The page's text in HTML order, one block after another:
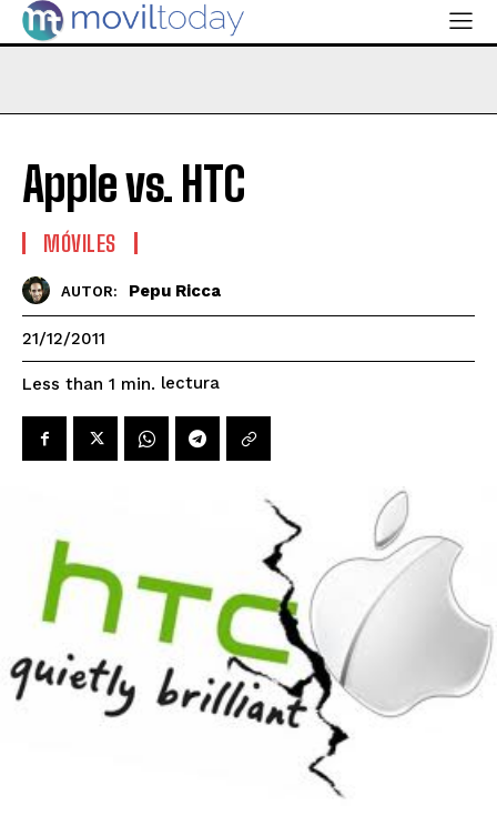
Apple vs. HTC
MÓVILES
AUTOR: Pepu Ricca
21/12/2011
Less than 1 min. lectura